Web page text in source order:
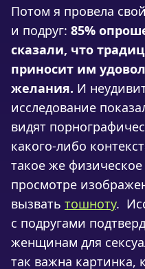
Потом я провела
и подруг: 85%
сказали, что
приносит им
желания. И
исследование
видят
какого-либо
такое же
просмотре
вызвать тошноту.
с подругами
женщинам для
так важна картинка,